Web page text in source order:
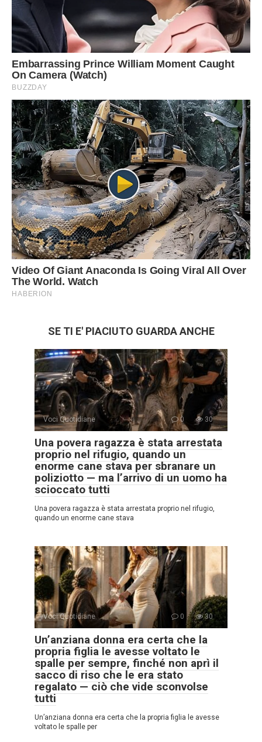
SE TI E' PIACIUTO GUARDA ANCHE
Voci Quotidiane 0 30
Una povera ragazza è stata arrestata
proprio nel rifugio, quando un
enorme cane stava per sbranare un
poliziotto — ma l’arrivo di un uomo ha
scioccato tutti
Una povera ragazza è stata arrestata proprio nel rifugio,
quando un enorme cane stava
Voci Quotidiane 0 30
Un’anziana donna era certa che la
propria figlia le avesse voltato le
spalle per sempre, finché non aprì il
sacco di riso che le era stato
regalato — ciò che vide sconvolse
tutti
Un’anziana donna era certa che la propria figlia le avesse
voltato le spalle per